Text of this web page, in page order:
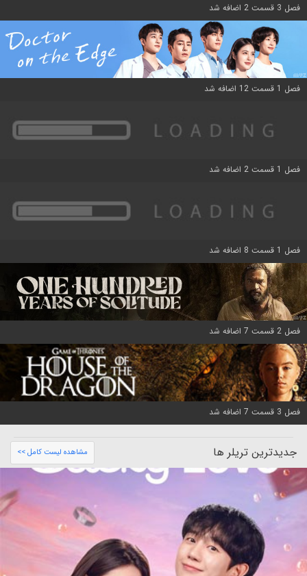
فصل 3 قسمت 2 اضافه شد
فصل 1 قسمت 12 اضافه شد
فصل 1 قسمت 2 اضافه شد
فصل 1 قسمت 8 اضافه شد
فصل 2 قسمت 7 اضافه شد
فصل 3 قسمت 7 اضافه شد
جدیدترین تریلر ها مشاهده لیست کامل >>